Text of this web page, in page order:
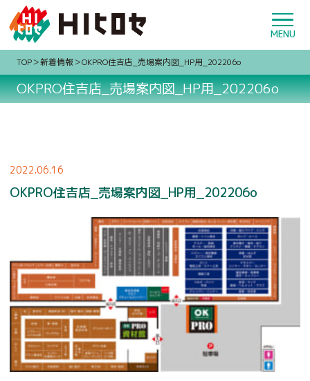
TOP 新着情報 OKPRO住吉店_売場案内図_HP用_202206o
OKPRO住吉店_売場案内図_HP用_202206o
2022.06.16
OKPRO住吉店_売場案内図_HP用_202206o